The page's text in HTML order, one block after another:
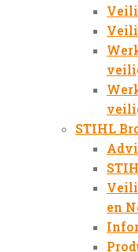
STIHL
en